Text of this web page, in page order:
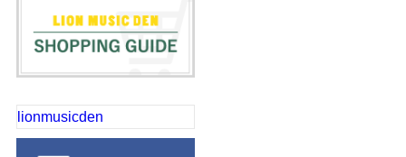
lionmusicden